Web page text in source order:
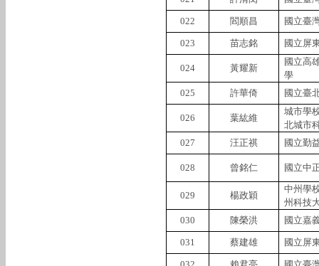
022 閻順昌 國立臺
023 苗志銘 國立屏
024 黃耀新
國立高
學
025
許華倚 國立臺
026 葉紘維
城市學
北城市
027
汪正祺 國立勤
028 曾銘仁 國立中
029 楊政穎
中州學
州科技
030
陳榮洪 國立嘉
031 蔡建雄 國立屏